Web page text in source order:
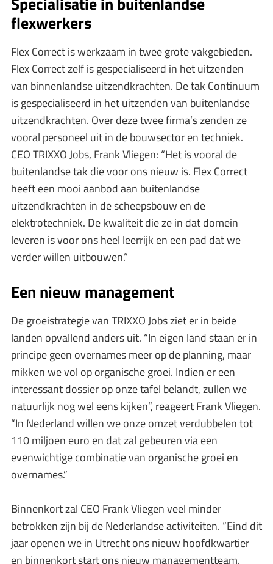
flexwerkers
Flex Correct is werkzaam in twee grote vakgebieden.
Flex Correct zelf is gespecialiseerd in het uitzenden
van binnenlandse uitzendkrachten. De tak Continuum
is gespecialiseerd in het uitzenden van buitenlandse
uitzendkrachten. Over deze twee firma’s zenden ze
vooral personeel uit in de bouwsector en techniek.
CEO TRIXXO Jobs, Frank Vliegen: “Het is vooral de
buitenlandse tak die voor ons nieuw is. Flex Correct
heeft een mooi aanbod aan buitenlandse
uitzendkrachten in de scheepsbouw en de
elektrotechniek. De kwaliteit die ze in dat domein
leveren is voor ons heel leerrijk en een pad dat we
verder willen uitbouwen.”
Een nieuw management
De groeistrategie van TRIXXO Jobs ziet er in beide
landen opvallend anders uit. “In eigen land staan er in
principe geen overnames meer op de planning, maar
mikken we vol op organische groei. Indien er een
interessant dossier op onze tafel belandt, zullen we
natuurlijk nog wel eens kijken”, reageert Frank Vliegen.
“In Nederland willen we onze omzet verdubbelen tot
110 miljoen euro en dat zal gebeuren via een
evenwichtige combinatie van organische groei en
overnames.”
Binnenkort zal CEO Frank Vliegen veel minder
betrokken zijn bij de Nederlandse activiteiten. “Eind dit
jaar openen we in Utrecht ons nieuw hoofdkwartier
en binnenkort start ons nieuw managementteam.